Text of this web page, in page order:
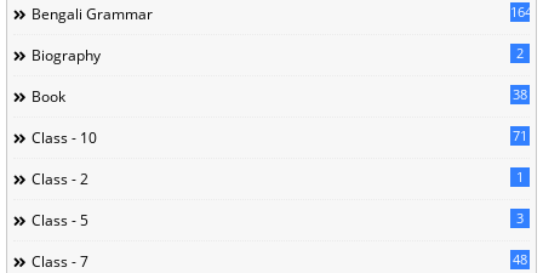
Bengali Grammar 164
Biography 2
Book 38
Class - 10 71
Class - 2 1
Class - 5 3
Class - 7 48